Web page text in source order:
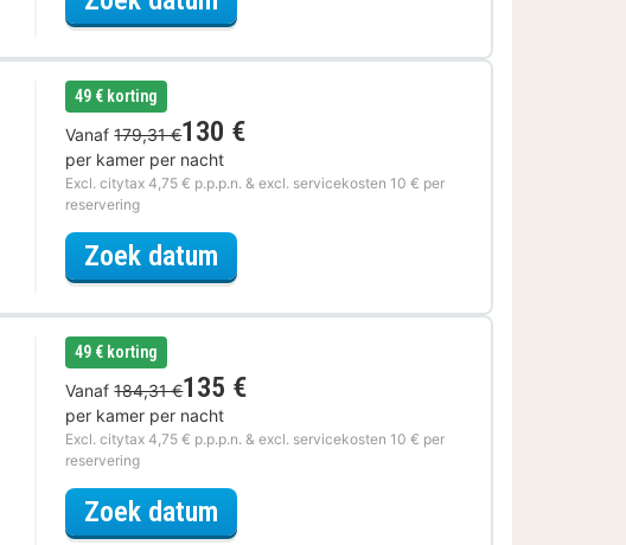
49 € korting
Vanaf 179,31 €130 €
per kamer per nacht
Excl. citytax 4,75 € p.p.p.n. & excl. servicekosten 10 € per
reservering
Zoek datum
49 € korting
Vanaf 184,31 €135 €
per kamer per nacht
Excl. citytax 4,75 € p.p.p.n. & excl. servicekosten 10 € per
reservering
Zoek datum